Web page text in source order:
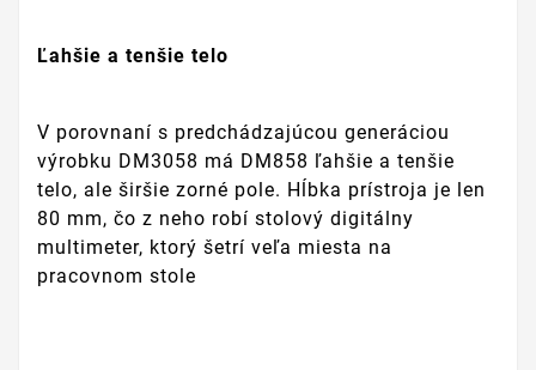
Ľahšie a tenšie telo
V porovnaní s predchádzajúcou generáciou
výrobku DM3058 má DM858 ľahšie a tenšie
telo, ale širšie zorné pole. Hĺbka prístroja je len
80 mm, čo z neho robí stolový digitálny
multimeter, ktorý šetrí veľa miesta na
pracovnom stole